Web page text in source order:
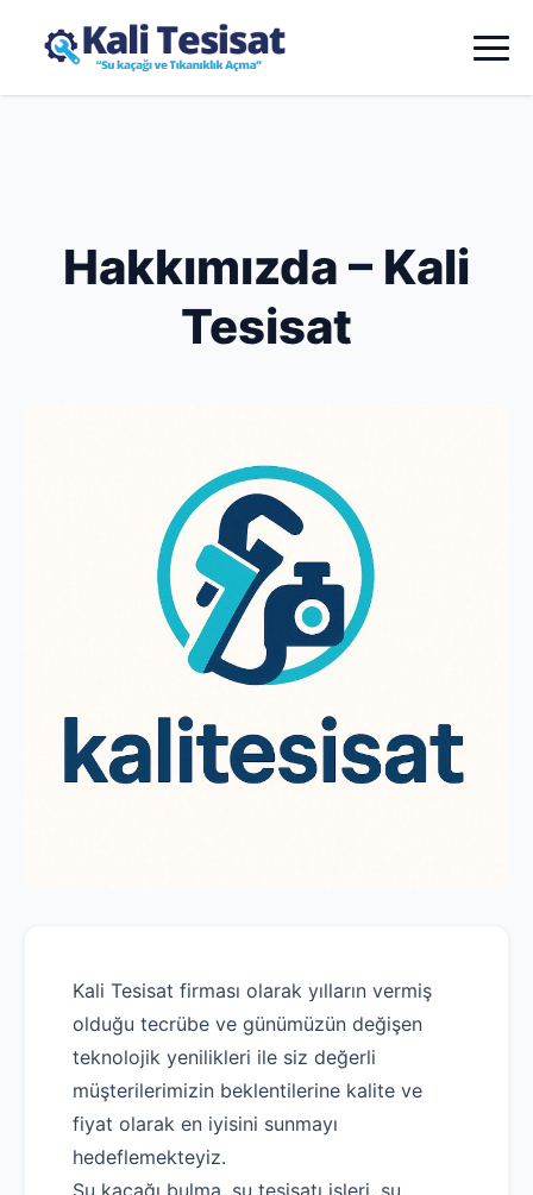
Hakkımızda – Kali
Tesisat
Kali Tesisat firması olarak yılların vermiş
olduğu tecrübe ve günümüzün değişen
teknolojik yenilikleri ile siz değerli
müşterilerimizin beklentilerine kalite ve
fiyat olarak en iyisini sunmayı
hedeflemekteyiz.
Su kaçağı bulma, su tesisatı işleri, su